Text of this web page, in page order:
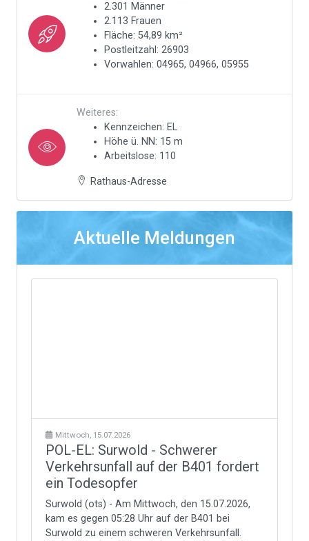
2.301 Männer
2.113 Frauen
Fläche: 54,89 km²
Postleitzahl: 26903
Vorwahlen: 04965, 04966, 05955
Weiteres:
Kennzeichen: EL
Höhe ü. NN: 15 m
Arbeitslose: 110
Rathaus-Adresse
Aktuelle Meldungen
Mittwoch, 15.07.2026
POL-EL: Surwold - Schwerer
Verkehrsunfall auf der B401 fordert
ein Todesopfer
Surwold (ots) - Am Mittwoch, den 15.07.2026,
kam es gegen 05:28 Uhr auf der B401 bei
Surwold zu einem schweren Verkehrsunfall.